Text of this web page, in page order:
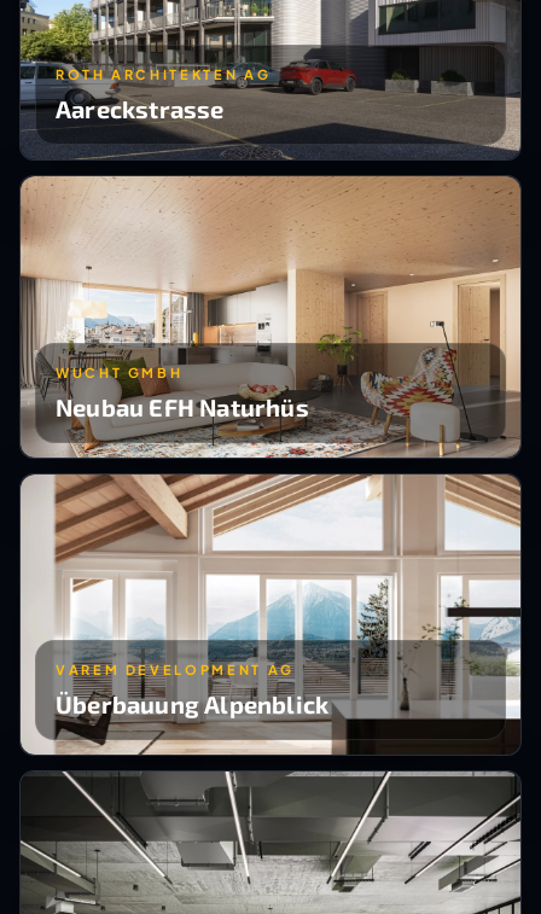
ROTH ARCHITEKTEN AG
Aareckstrasse
WUCHT GMBH
Neubau EFH Naturhüs
VAREM DEVELOPMENT AG
Überbauung Alpenblick